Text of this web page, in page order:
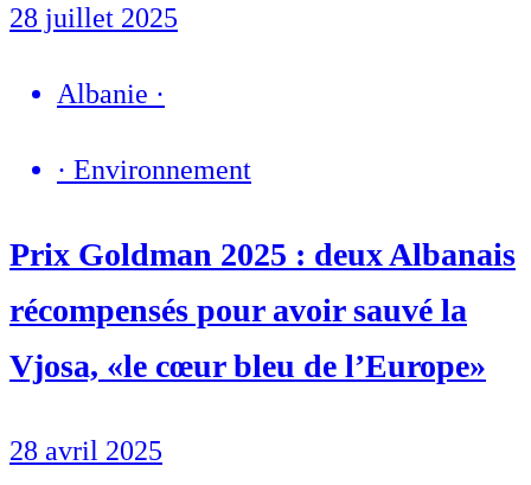
28 juillet 2025
Albanie ·
· Environnement
Prix Goldman 2025 : deux Albanais
récompensés pour avoir sauvé la
Vjosa, «le cœur bleu de l’Europe»
28 avril 2025